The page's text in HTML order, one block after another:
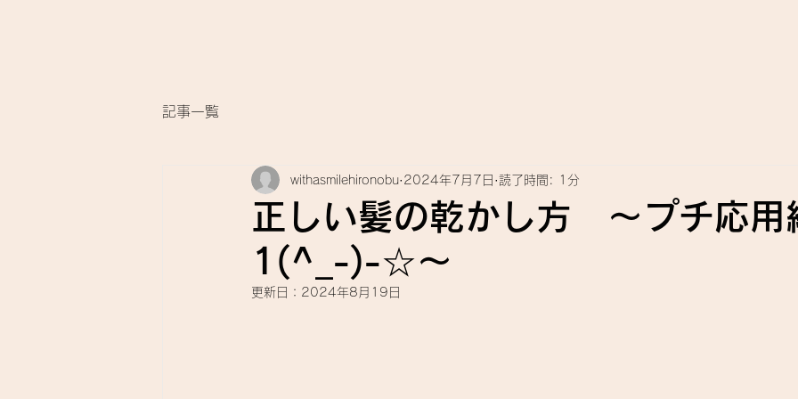
記事一覧
正しい髪の乾かし方 ～プチ応用
1(^_-)-☆～
withasmilehironobu 2024年7月7日 読了時間: 1分
更新日： 2024年8月19日